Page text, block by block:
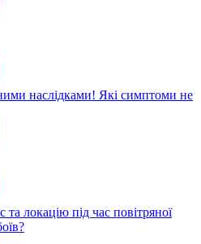
наслідками! Які симптоми не
локацію під час повітряної